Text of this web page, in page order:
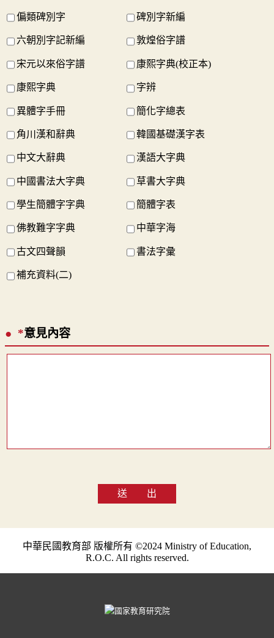
偏類碑別字 碑別字新編
六朝別字記新編 敦煌俗字譜
宋元以來俗字譜 康熙字典(校正本)
康熙字典 字辨
異體字手冊 簡化字總表
角川漢和辭典 韓國基礎漢字表
中文大辭典 漢語大字典
中國書法大字典 草書大字典
學生簡體字字典 簡體字表
佛教難字字典 中華字海
古文四聲韻 書法字彙
補充資料(二)
*意見內容
送 出
中華民國教育部 版權所有 ©2024 Ministry of Education,
R.O.C. All rights reserved.